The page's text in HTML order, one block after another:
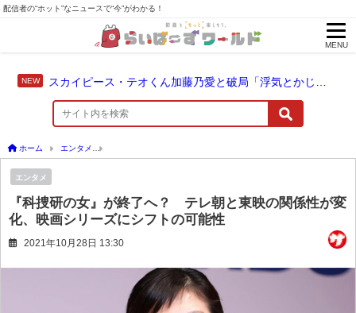
配信者の“ホット”なニュースで“今”がわかる！
MENU
ホーム エンタメ
エンタメ
『科捜研の女』が終了へ？ テレ朝と東映の関係性が変
化、映画シリーズにシフトの可能性
2021年10月28日 13:30